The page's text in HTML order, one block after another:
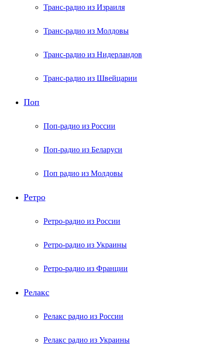
Транс-радио из Израиля
Транс-радио из Молдовы
Транс-радио из Нидерландов
Транс-радио из Швейцарии
Поп
Поп-радио из России
Поп-радио из Беларуси
Поп радио из Молдовы
Ретро
Ретро-радио из России
Ретро-радио из Украины
Ретро-радио из Франции
Релакс
Релакс радио из России
Релакс радио из Украины